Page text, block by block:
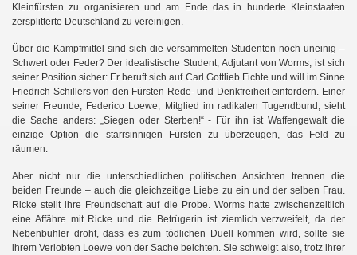
Kleinfürsten zu organisieren und am Ende das in hunderte Kleinstaaten
zersplitterte Deutschland zu vereinigen.
Über die Kampfmittel sind sich die versammelten Studenten noch uneinig –
Schwert oder Feder? Der idealistische Student, Adjutant von Worms, ist sich
seiner Position sicher: Er beruft sich auf Carl Gottlieb Fichte und will im Sinne
Friedrich Schillers von den Fürsten Rede- und Denkfreiheit einfordern. Einer
seiner Freunde, Federico Loewe, Mitglied im radikalen Tugendbund, sieht
die Sache anders: „Siegen oder Sterben!“ - Für ihn ist Waffengewalt die
einzige Option die starrsinnigen Fürsten zu überzeugen, das Feld zu
räumen.
Aber nicht nur die unterschiedlichen politischen Ansichten trennen die
beiden Freunde – auch die gleichzeitige Liebe zu ein und der selben Frau.
Ricke stellt ihre Freundschaft auf die Probe. Worms hatte zwischenzeitlich
eine Affähre mit Ricke und die Betrügerin ist ziemlich verzweifelt, da der
Nebenbuhler droht, dass es zum tödlichen Duell kommen wird, sollte sie
ihrem Verlobten Loewe von der Sache beichten. Sie schweigt also, trotz ihrer